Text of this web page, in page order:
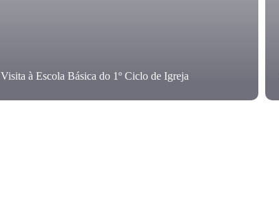
Visita à Escola Básica do 1º Ciclo de Igreja